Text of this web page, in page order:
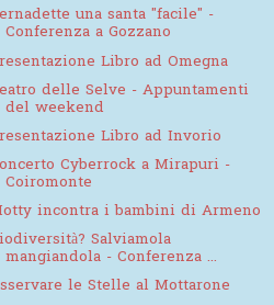
una santa "facile" -
Conferenza a Gozzano
Libro ad Omegna
delle Selve - Appuntamenti
del weekend
Libro ad Invorio
Cyberrock a Mirapuri -
Coiromonte
incontra i bambini di Armeno
Salviamola
mangiandola - Conferenza ...
le Stelle al Mottarone